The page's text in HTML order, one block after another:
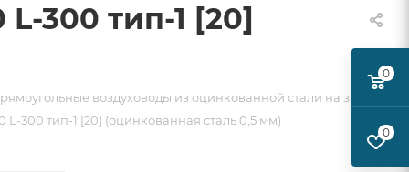
300 тип-1 [20]
воздуховоды из оцинкованной стали на заказ
L-300 тип-1 [20] (оцинкованная сталь 0,5 мм)
0
0